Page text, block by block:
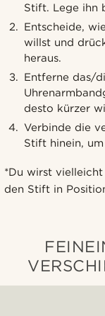
Stift. Lege ihn
Entscheide,
willst und
heraus.
Entferne das/
desto kürzer
Verbinde die
Stift hinein,
*Du wirst
den Stift in